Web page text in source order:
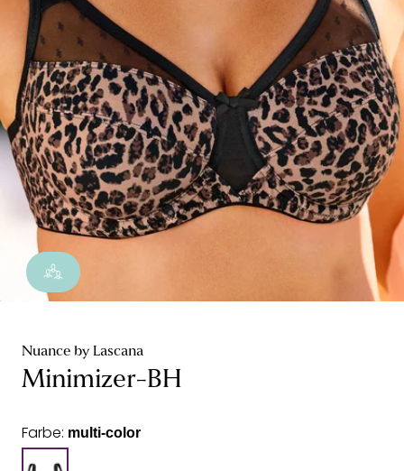
Nuance by Lascana
Minimizer-BH
Farbe: multi-color